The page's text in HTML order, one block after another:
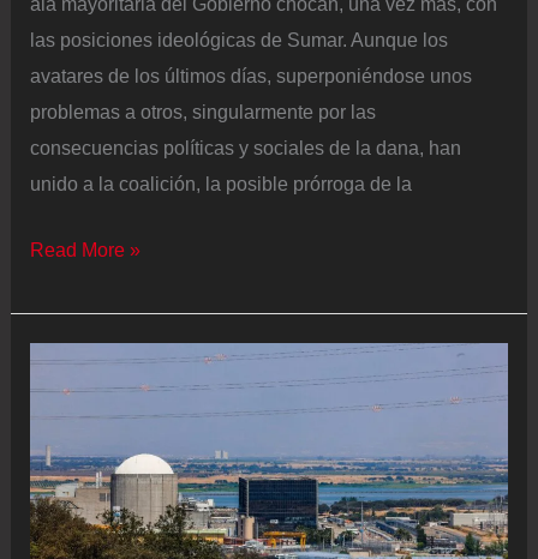
las posiciones ideológicas de Sumar. Aunque los
avatares de los últimos días, superponiéndose unos
problemas a otros, singularmente por las
consecuencias políticas y sociales de la dana, han
unido a la coalición, la posible prórroga de la
Sánchez
la
en
con
Almaraz
de
Read More »